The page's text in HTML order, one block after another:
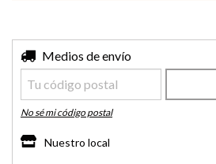
Entregas para el CP:
Medios de envío
No sé mi código postal
Nuestro local